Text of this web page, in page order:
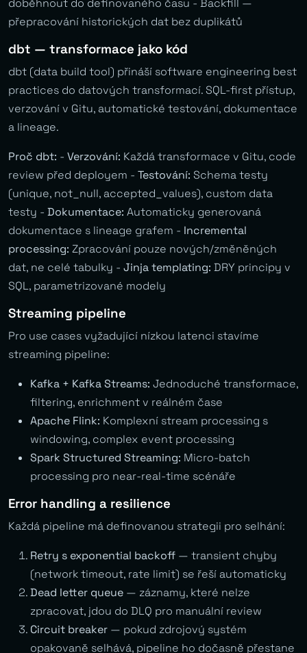
doběhnout do definovaného času - Backfill —
přepracování historických dat bez duplikátů
dbt — transformace jako kód
dbt (data build tool) přináší software engineering best
practices do datových transformací. SQL-first přístup,
verzování v Gitu, automatické testování, dokumentace
a lineage.
Proč dbt: - Verzování: Každá transformace v Gitu, code
review před deployem - Testování: Schema testy
(unique, not_null, accepted_values), custom data
testy - Dokumentace: Automaticky generovaná
dokumentace s lineage grafem - Incremental
processing: Zpracování pouze nových/změněných
dat, ne celé tabulky - Jinja templating: DRY principy v
SQL, parametrizované modely
Streaming pipeline
Pro use cases vyžadující nízkou latenci stavíme
streaming pipeline:
Kafka + Kafka Streams: Jednoduché transformace,
filtering, enrichment v reálném čase
Apache Flink: Komplexní stream processing s
windowing, complex event processing
Spark Structured Streaming: Micro-batch
processing pro near-real-time scénáře
Error handling a resilience
Každá pipeline má definovanou strategii pro selhání:
Retry s exponential backoff — transient chyby
(network timeout, rate limit) se řeší automaticky
Dead letter queue — záznamy, které nelze
zpracovat, jdou do DLQ pro manuální review
Circuit breaker — pokud zdrojový systém
opakovaně selhává, pipeline ho dočasně přestane